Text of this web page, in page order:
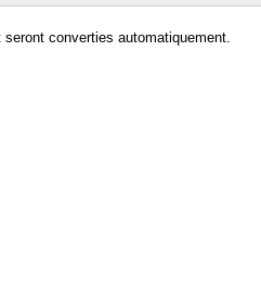
converties automatiquement.